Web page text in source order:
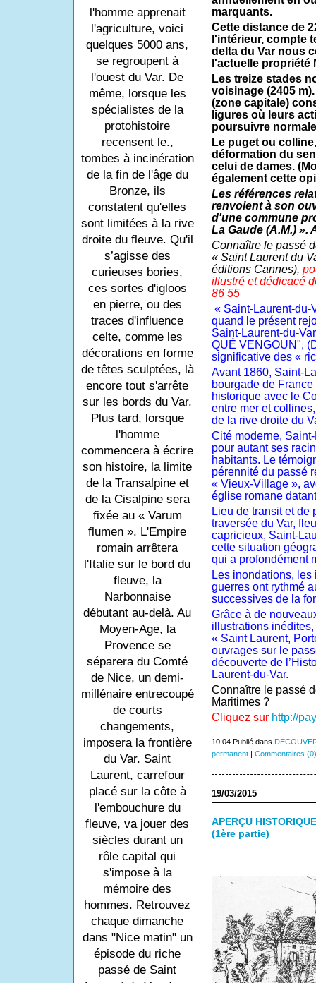
l'homme apprenait
l'agriculture, voici
quelques 5000 ans,
se regroupent à
l'ouest du Var. De
même, lorsque les
spécialistes de la
protohistoire
recensent le.,
tombes à incinération
de la fin de l'âge du
Bronze, ils
constatent qu'elles
sont limitées à la rive
droite du fleuve. Qu'il
s’agisse des
curieuses bories,
ces sortes d'igloos
en pierre, ou des
traces d'influence
celte, comme les
décorations en forme
de têtes sculptées, là
encore tout s'arrête
sur les bords du Var.
Plus tard, lorsque
l'homme
commencera à écrire
son histoire, la limite
de la Transalpine et
de la Cisalpine sera
fixée au « Varum
flumen ». L'Empire
romain arrêtera
l'Italie sur le bord du
fleuve, la
Narbonnaise
débutant au-delà. Au
Moyen-Age, la
Provence se
séparera du Comté
de Nice, un demi-
millénaire entrecoupé
de courts
changements,
imposera la frontière
du Var. Saint
Laurent, carrefour
placé sur la côte à
l'embouchure du
fleuve, va jouer des
siècles durant un
rôle capital qui
s'impose à la
mémoire des
hommes. Retrouvez
chaque dimanche
dans "Nice matin" un
épisode du riche
passé de Saint
marquants.
Cette distance de
l'intérieur, compte
delta du Var nous
l'actuelle propriété
Les treize stades
voisinage (2405
(zone capitale)
ligures où leurs
poursuivre
Le puget ou
déformation du
celui de dames.
également cette
Les références
renvoient à son
d'une commune
La Gaude (A.M.) ».
Connaître le passé
« Saint Laurent du
éditions Cannes),
illustré et dédicacé
86 55
« Saint-Laurent-du-
quand le présent
Saint-Laurent-du-
QUÉ VENGOUN",
significative des «
Avant 1860, Saint-
bourgade de
historique avec le
entre mer et
de la rive droite du
Cité moderne,
pour autant ses
habitants. Le
pérennité du passé
« Vieux-Village »,
église romane
Lieu de transit et de
traversée du Var,
capricieux, Saint-
cette situation
qui a profondément
Les inondations,
guerres ont rythmé
successives de la
Grâce à de
illustrations
« Saint Laurent,
ouvrages sur le
découverte de
Laurent-du-Var.
Connaître le passé
Maritimes ?
Cliquez sur http://
10:04 Publié dans
permanent| Commentaires (0)
19/03/2015
APERÇU
(1ère partie)